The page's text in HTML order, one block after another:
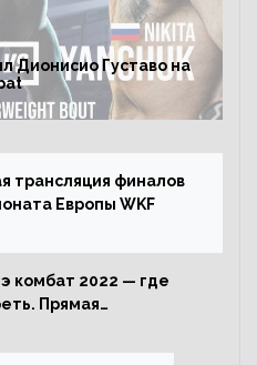
Дионисио Густаво на
трансляция финалов
Европы WKF
комбат 2022 — где
Прямая